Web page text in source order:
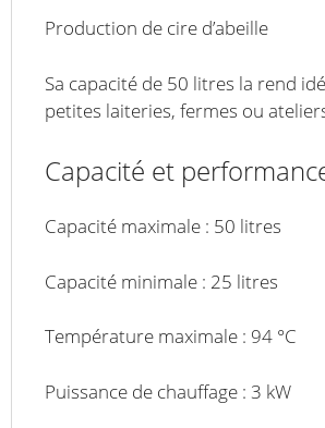
Production de cire d’abeille
Sa capacité de 50 litres la rend
petites laiteries, fermes ou
Capacité et
Capacité maximale : 50 litres
Capacité minimale : 25 litres
Température maximale : 94 °C
Puissance de chauffage : 3 kW